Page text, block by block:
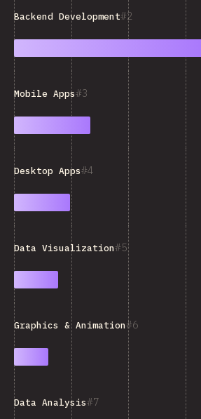
2
Backend Development
3
Mobile Apps
4
Desktop Apps
5
Data Visualization
6
Graphics & Animation
7
Data Analysis